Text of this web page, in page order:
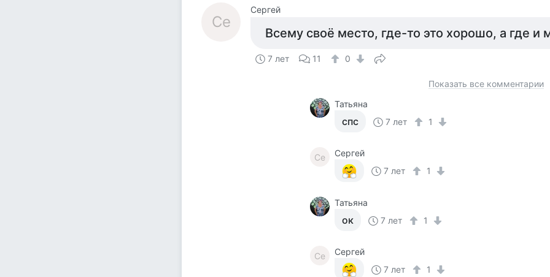
Се
Сергей
Всему своё место, где-то это хорошо, а где и
7 лет 11 0
Показать все комментарии
Татьяна
спс 7 лет 1
Се
Сергей
7 лет
1
Татьяна
ок 7 лет 1
Се
Сергей
7 лет
1